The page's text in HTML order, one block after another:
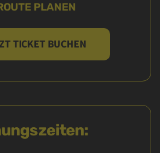
PLANEN
TICKET BUCHEN